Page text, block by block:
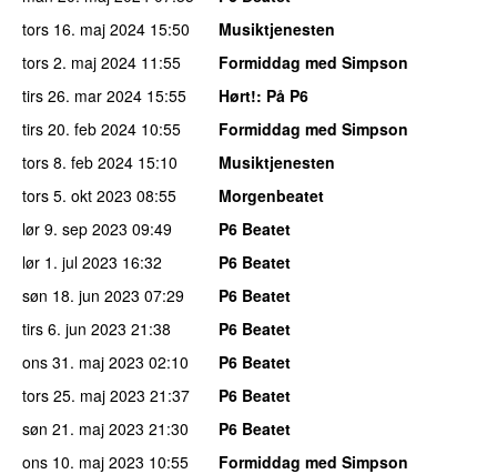
tors 16. maj 2024 15:50
Musiktjenesten
tors 2. maj 2024 11:55
Formiddag med Simpson
tirs 26. mar 2024 15:55 Hørt!: På P6
tirs 20. feb 2024 10:55
Formiddag med Simpson
tors 8. feb 2024 15:10
Musiktjenesten
tors 5. okt 2023 08:55
Morgenbeatet
lør 9. sep 2023 09:49
P6 Beatet
lør 1. jul 2023 16:32
P6 Beatet
søn 18. jun 2023 07:29
P6 Beatet
tirs 6. jun 2023 21:38
P6 Beatet
ons 31. maj 2023 02:10
P6 Beatet
tors 25. maj 2023 21:37
P6 Beatet
søn 21. maj 2023 21:30
P6 Beatet
ons 10. maj 2023 10:55
Formiddag med Simpson